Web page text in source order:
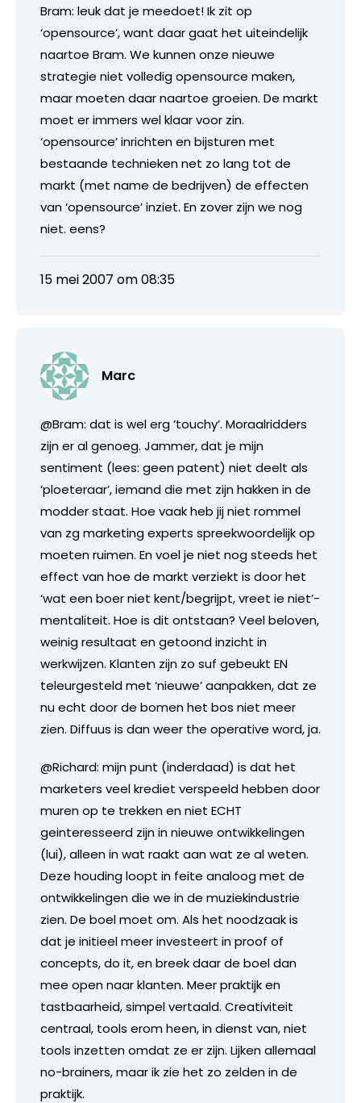
Bram: leuk dat je meedoet! Ik zit op
‘opensource’, want daar gaat het uiteindelijk
naartoe Bram. We kunnen onze nieuwe
strategie niet volledig opensource maken,
maar moeten daar naartoe groeien. De markt
moet er immers wel klaar voor zin.
‘opensource’ inrichten en bijsturen met
bestaande technieken net zo lang tot de
markt (met name de bedrijven) de effecten
van ‘opensource’ inziet. En zover zijn we nog
niet. eens?
15 mei 2007 om 08:35
Marc
@Bram: dat is wel erg ’touchy’. Moraalridders
zijn er al genoeg. Jammer, dat je mijn
sentiment (lees: geen patent) niet deelt als
‘ploeteraar’, iemand die met zijn hakken in de
modder staat. Hoe vaak heb jij niet rommel
van zg marketing experts spreekwoordelijk op
moeten ruimen. En voel je niet nog steeds het
effect van hoe de markt verziekt is door het
‘wat een boer niet kent/begrijpt, vreet ie niet’-
mentaliteit. Hoe is dit ontstaan? Veel beloven,
weinig resultaat en getoond inzicht in
werkwijzen. Klanten zijn zo suf gebeukt EN
teleurgesteld met ‘nieuwe’ aanpakken, dat ze
nu echt door de bomen het bos niet meer
zien. Diffuus is dan weer the operative word, ja.
@Richard: mijn punt (inderdaad) is dat het
marketers veel krediet verspeeld hebben door
muren op te trekken en niet ECHT
geinteresseerd zijn in nieuwe ontwikkelingen
(lui), alleen in wat raakt aan wat ze al weten.
Deze houding loopt in feite analoog met de
ontwikkelingen die we in de muziekindustrie
zien. De boel moet om. Als het noodzaak is
dat je initieel meer investeert in proof of
concepts, do it, en breek daar de boel dan
mee open naar klanten. Meer praktijk en
tastbaarheid, simpel vertaald. Creativiteit
centraal, tools erom heen, in dienst van, niet
tools inzetten omdat ze er zijn. Lijken allemaal
no-brainers, maar ik zie het zo zelden in de
praktijk.